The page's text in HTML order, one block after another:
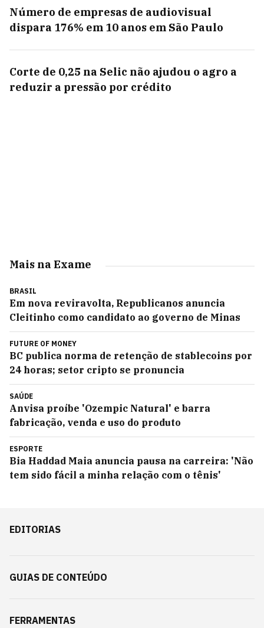
Número de empresas de audiovisual
dispara 176% em 10 anos em São Paulo
Corte de 0,25 na Selic não ajudou o agro a
reduzir a pressão por crédito
Mais na Exame
BRASIL
Em nova reviravolta, Republicanos anuncia
Cleitinho como candidato ao governo de Minas
FUTURE OF MONEY
BC publica norma de retenção de stablecoins por
24 horas; setor cripto se pronuncia
SAÚDE
Anvisa proíbe 'Ozempic Natural' e barra
fabricação, venda e uso do produto
ESPORTE
Bia Haddad Maia anuncia pausa na carreira: 'Não
tem sido fácil a minha relação com o tênis'
EDITORIAS
GUIAS DE CONTEÚDO
FERRAMENTAS